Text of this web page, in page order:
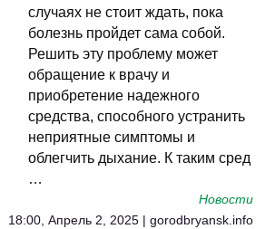
случаях не стоит ждать, пока
болезнь пройдет сама собой.
Решить эту проблему может
обращение к врачу и
приобретение надежного
средства, способного устранить
неприятные симптомы и
облегчить дыхание. К таким сред
…
Новости
18:00, Апрель 2, 2025 | gorodbryansk.info